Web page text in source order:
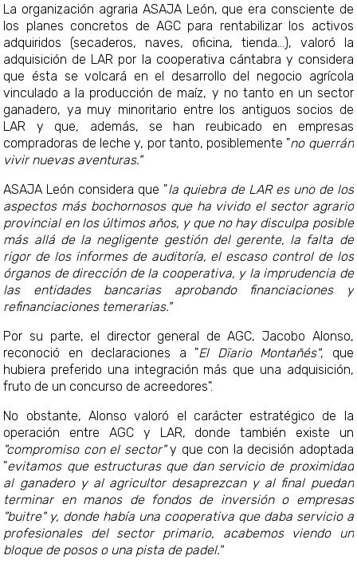
La organización agraria ASAJA León, que era consciente de
los planes concretos de AGC para rentabilizar los activos
adquiridos (secaderos, naves, oficina, tienda...), valoró la
adquisición de LAR por la cooperativa cántabra y considera
que ésta se volcará en el desarrollo del negocio agrícola
vinculado a la producción de maíz, y no tanto en un sector
ganadero, ya muy minoritario entre los antiguos socios de
LAR y que, además, se han reubicado en empresas
compradoras de leche y, por tanto, posiblemente "no querrán
vivir nuevas aventuras."
ASAJA León considera que "la quiebra de LAR es uno de los
aspectos más bochornosos que ha vivido el sector agrario
provincial en los últimos años, y que no hay disculpa posible
más allá de la negligente gestión del gerente, la falta de
rigor de los informes de auditoría, el escaso control de los
órganos de dirección de la cooperativa, y la imprudencia de
las entidades bancarias aprobando financiaciones y
refinanciaciones temerarias."
Por su parte, el director general de AGC, Jacobo Alonso,
reconoció en declaraciones a "El Dïario Montañés", que
hubiera preferido una integración más que una adquisición,
fruto de un concurso de acreedores".
No obstante, Alonso valoró el carácter estratégico de la
operación entre AGC y LAR, donde también existe un
"compromiso con el sector"y que con la decisión adoptada
"evitamos que estructuras que dan servicio de proximidad
al ganadero y al agricultor desaprezcan y al final puedan
terminar en manos de fondos de inversión o empresas
"buitre" y, donde había una cooperativa que daba servicio a
profesionales del sector primario, acabemos viendo un
bloque de posos o una pista de padel."